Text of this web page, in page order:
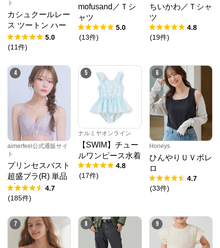
ト
カシュクールレー
ス ツートン ハー
フバックショーツ
5.0
(11件)
mofusand／Ｔシ
ャツ
5.0
(13件)
ちいかわ／Ｔシャ
ツ
4.8
(19件)
4
aimerfeel公式通販サイ
ト
プリンセスバスト
超盛ブラ(R) 単品
ブラジャー4.7
(185件)
5
ナルミヤオンライン
【SWIM】チュー
ルワンピース水着
4.8
(17件)
6
Honeys
ひんやりＵＶボレ
ロ
4.7
(33件)
7 8 9
クロスプラス オンラインストア
クロスプラス　オンラインストア
からのコメン
ト